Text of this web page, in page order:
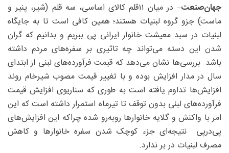
جهان‌صنعت
– در میان ۱۱قلم کالای اساسی، سه قلم (شیر، پنیر و
ماست) جزو گروه لبنیات هستند؛ همین کافی است تا به جایگاه
لبنیات در سبد معیشت خانوار ایرانی پی ببریم و بدانیم که گران
شدن این دسته می‌تواند چه تاثیری بر سفره‌های مردم داشته
باشد. بررسی‌ها نشان می‌دهد که قیمت فرآورده‌های لبنی از ابتدای
سال در مدار افزایش بوده و با تغییر قیمت مصوب شیرخام روند
افزایش‌ها تداوم یافته است به طوری که سناریوی افزایش قیمت
فرآورده‌های لبنی بدون توقف تا تیرماه استمرار داشته است که این
امر با واکنش و گلایه خانوارها روبه‌رو شده چراکه این افزایش‌های
پی‌درپی نتیجه‌ای جزء کوچک شدن سفره خانوارها و کاهش
مصرف لبنیات در بر ندارد.